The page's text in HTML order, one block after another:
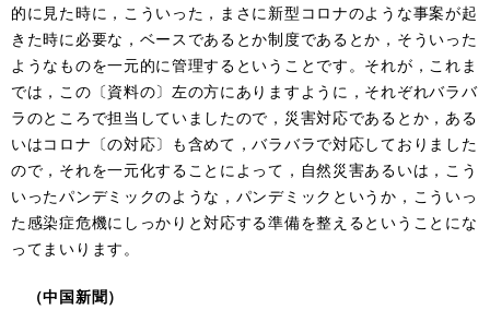
的に見た時に，こういった，まさに新型コロナのような事案が起
きた時に必要な，ベースであるとか制度であるとか，そういった
ようなものを一元的に管理するということです。それが，これま
では，この〔資料の〕左の方にありますように，それぞれバラバ
ラのところで担当していましたので，災害対応であるとか，ある
いはコロナ〔の対応〕も含めて，バラバラで対応しておりました
ので，それを一元化することによって，自然災害あるいは，こう
いったパンデミックのような，パンデミックというか，こういっ
た感染症危機にしっかりと対応する準備を整えるということにな
ってまいります。
（中国新聞）